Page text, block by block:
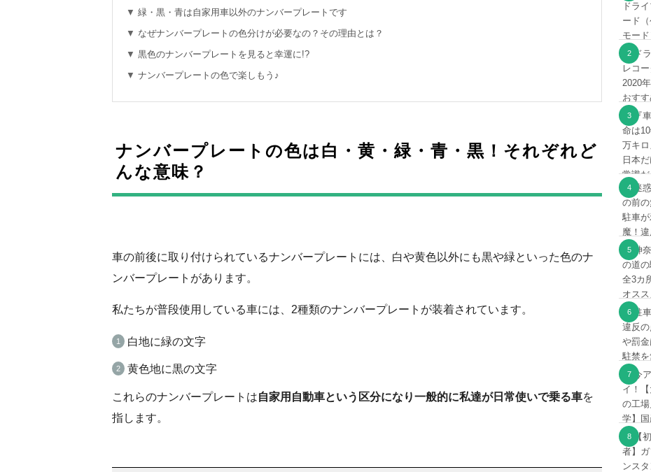
緑・黒・青は自家用車以外のナンバープレートです
なぜナンバープレートの色分けが必要なの？その理由とは？
黒色のナンバープレートを見ると幸運に!?
ナンバープレートの色で楽しもう♪
ナンバープレートの色は白・黄・緑・青・黒！それぞれど
んな意味？
車の前後に取り付けられているナンバープレートには、白や黄色以外にも黒や緑といった色のナ
ンバープレートがあります。
私たちが普段使用している車には、2種類のナンバープレートが装着されています。
白地に緑の文字
黄色地に黒の文字
これらのナンバープレートは自家用自動車という区分になり一般的に私達が日常使いで乗る車を
指します。